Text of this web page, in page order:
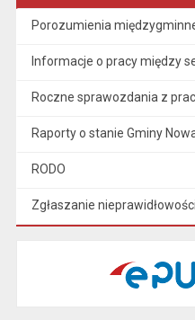
Porozumienia
Informacje o pracy między
Roczne sprawozdania z
Raporty o stanie Gminy
RODO
Zgłaszanie